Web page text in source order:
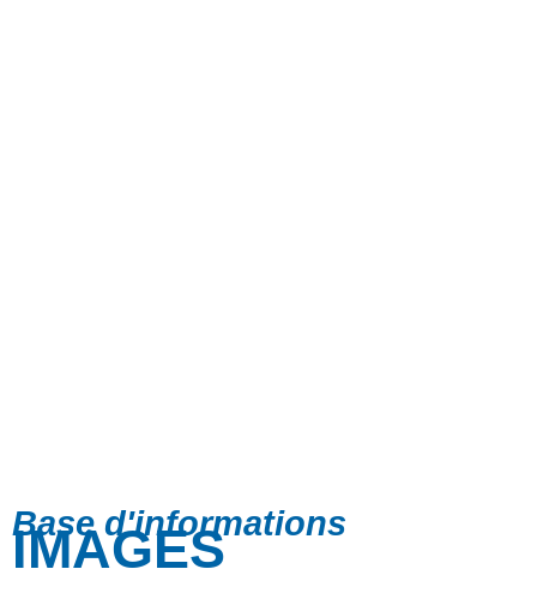
Base d'informations
IMAGES